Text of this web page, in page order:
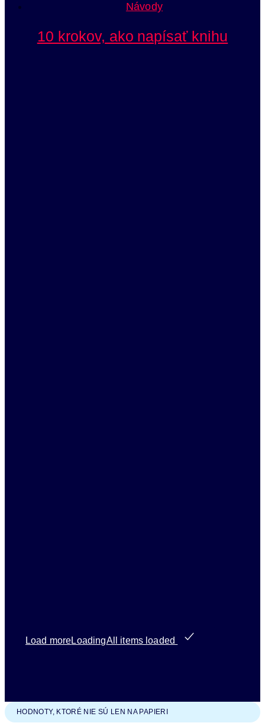
Návody
10 krokov, ako napísať knihu
Load moreLoadingAll items loaded
HODNOTY, KTORÉ NIE SÚ LEN NA PAPIERI